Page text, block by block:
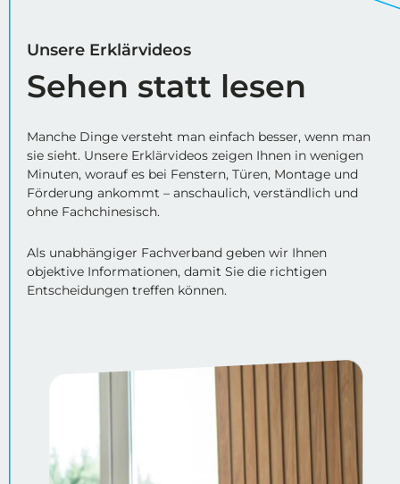
Unsere Erklärvideos
Sehen statt lesen
Manche Dinge versteht man einfach besser, wenn man
sie sieht. Unsere Erklärvideos zeigen Ihnen in wenigen
Minuten, worauf es bei Fenstern, Türen, Montage und
Förderung ankommt – anschaulich, verständlich und
ohne Fachchinesisch.
Als unabhängiger Fachverband geben wir Ihnen
objektive Informationen, damit Sie die richtigen
Entscheidungen treffen können.